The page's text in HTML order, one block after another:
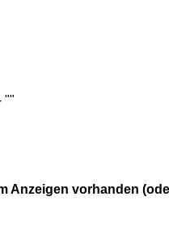
""
Anzeigen vorhanden